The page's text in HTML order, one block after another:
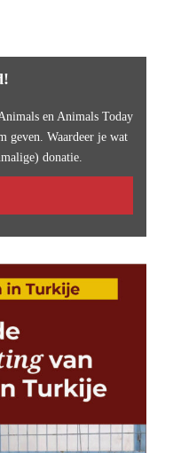
en Animals Today
geven. Waardeer je wat
donatie.